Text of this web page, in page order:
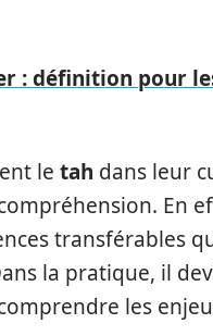
: définition pour
le tah dans leur
En
transférables
la pratique, il
les